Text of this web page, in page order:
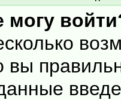
могу
вы